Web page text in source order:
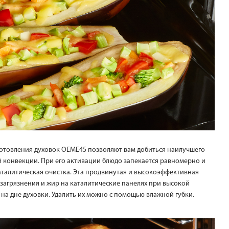
духовок OEME45 позволяют вам добиться наилучшего
При его активации блюдо запекается равномерно и
очистка. Эта продвинутая и высокоэффективная
и жир на каталитические панелях при высокой
дне духовки. Удалить их можно с помощью влажной губки.